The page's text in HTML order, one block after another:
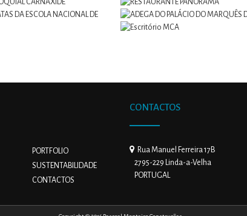
PORTFOLIO
SUSTENTABILIDADE
CONTACTOS
CONTACTOS
Rua Manuel Ferreira 17B
2795-229 Linda-a-Velha
PORTUGAL